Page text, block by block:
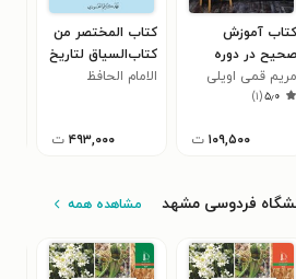
کتاب آموزش
صحیح در دوره
ابتدایی
مریم قمی اویلی
۵٫۰(۱)
۱۰۹,۵۰۰ ت
کتاب المختصر من
کتاب‌السیاق لتاریخ
نیسابور
الامام الحافظ
۴۹۳,۰۰۰ ت
فردوسی مشهد مشاهده همه